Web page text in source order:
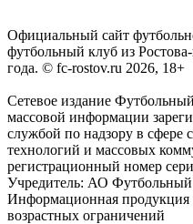
Официальный сайт
футбольный клуб из
года. © fc-rostov.ru 2026, 18+
Сетевое издание
массовой информации
службой по надзору в
технологий и массовых
регистрационный номер
Учредитель: АО Футбольный
Информационная продукция
возрастных ограничений